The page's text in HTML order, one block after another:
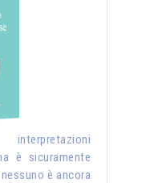
è sicuramente
è ancora